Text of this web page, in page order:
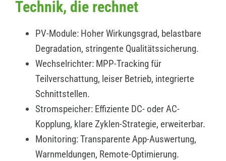
Technik, die rechnet
PV-Module: Hoher Wirkungsgrad, belastbare
Degradation, stringente Qualitätssicherung.
Wechselrichter: MPP-Tracking für
Teilverschattung, leiser Betrieb, integrierte
Schnittstellen.
Stromspeicher: Effiziente DC- oder AC-
Kopplung, klare Zyklen-Strategie, erweiterbar.
Monitoring: Transparente App-Auswertung,
Warnmeldungen, Remote-Optimierung.